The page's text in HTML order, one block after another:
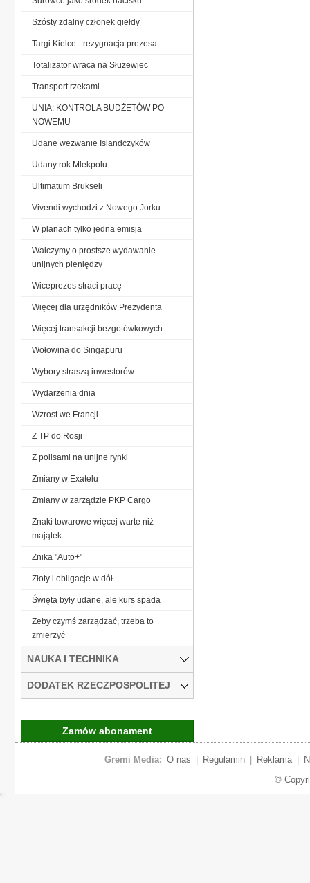
Szósty zdalny członek giełdy
Targi Kielce - rezygnacja prezesa
Totalizator wraca na Służewiec
Transport rzekami
UNIA: KONTROLA BUDŻETÓW PO
NOWEMU
Udane wezwanie Islandczyków
Udany rok Mlekpolu
Ultimatum Brukseli
Vivendi wychodzi z Nowego Jorku
W planach tylko jedna emisja
Walczymy o prostsze wydawanie
unijnych pieniędzy
Wiceprezes straci pracę
Więcej dla urzędników Prezydenta
Więcej transakcji bezgotówkowych
Wołowina do Singapuru
Wybory straszą inwestorów
Wydarzenia dnia
Wzrost we Francji
Z TP do Rosji
Z polisami na unijne rynki
Zmiany w Exatelu
Zmiany w zarządzie PKP Cargo
Znaki towarowe więcej warte niż
majątek
Znika "Auto+"
Złoty i obligacje w dół
Święta były udane, ale kurs spada
Żeby czymś zarządzać, trzeba to
zmierzyć
NAUKA I TECHNIKA
DODATEK RZECZPOSPOLITEJ
Zamów abonament
Gremi Media: O nas Regulamin Reklama
©